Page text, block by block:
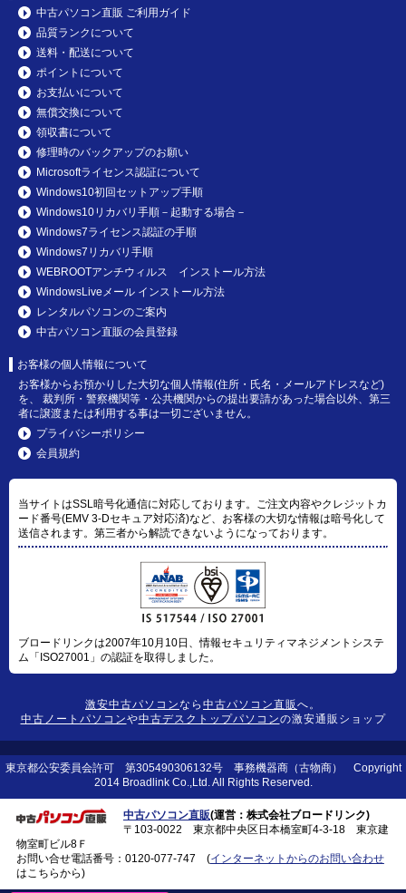
中古パソコン直販 ご利用ガイド
品質ランクについて
送料・配送について
ポイントについて
お支払いについて
無償交換について
領収書について
修理時のバックアップのお願い
Microsoftライセンス認証について
Windows10初回セットアップ手順
Windows10リカバリ手順－起動する場合－
Windows7ライセンス認証の手順
Windows7リカバリ手順
WEBROOTアンチウィルス インストール方法
WindowsLiveメール インストール方法
レンタルパソコンのご案内
中古パソコン直販の会員登録
お客様の個人情報について
お客様からお預かりした大切な個人情報(住所・氏名・メールアドレスなど)
を、 裁判所・警察機関等・公共機関からの提出要請があった場合以外、第三
者に譲渡または利用する事は一切ございません。
プライバシーポリシー
会員規約
当サイトはSSL暗号化通信に対応しております。ご注文内容やクレジットカ
ード番号(EMV 3-Dセキュア対応済)など、お客様の大切な情報は暗号化して
送信されます。第三者から解読できないようになっております。
ブロードリンクは2007年10月10日、情報セキュリティマネジメントシステ
ム「ISO27001」の認証を取得しました。
激安中古パソコンなら 中古パソコン直販へ。
中古ノートパソコンや中古デスクトップパソコンの激安通販ショップ
東京都公安委員会許可 第305490306132号 事務機器商（古物商） Copyright
2014 Broadlink Co.,Ltd. All Rights Reserved.
中古パソコン直販(運営：株式会社ブロードリンク)
〒103-0022 東京都中央区日本橋室町4-3-18 東京建
物室町ビル8Ｆ
お問い合せ電話番号： 0120-077-747 (インターネットからのお問い合わせ
はこちらから)